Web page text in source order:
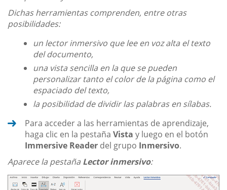
Dichas herramientas comprenden, entre otras
posibilidades:
un lector inmersivo que lee en voz alta el texto
del documento,
una vista sencilla en la que se pueden
personalizar tanto el color de la página como el
espaciado del texto,
la posibilidad de dividir las palabras en sílabas.
Para acceder a las herramientas de aprendizaje,
haga clic en la pestaña Vista y luego en el botón
Immersive Reader del grupo Inmersivo.
Aparece la pestaña Lector inmersivo: